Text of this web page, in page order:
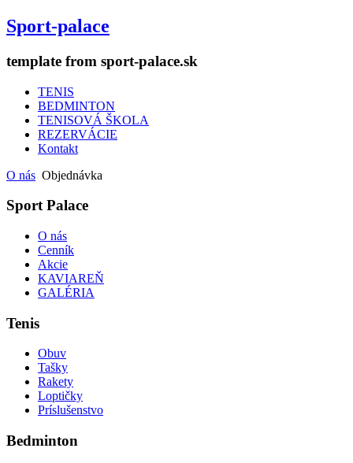
Sport-palace
template from sport-palace.sk
TENIS
BEDMINTON
TENISOVÁ ŠKOLA
REZERVÁCIE
Kontakt
O nás Objednávka
Sport Palace
O nás
Cenník
Akcie
KAVIAREŇ
GALÉRIA
Tenis
Obuv
Tašky
Rakety
Loptičky
Príslušenstvo
Bedminton